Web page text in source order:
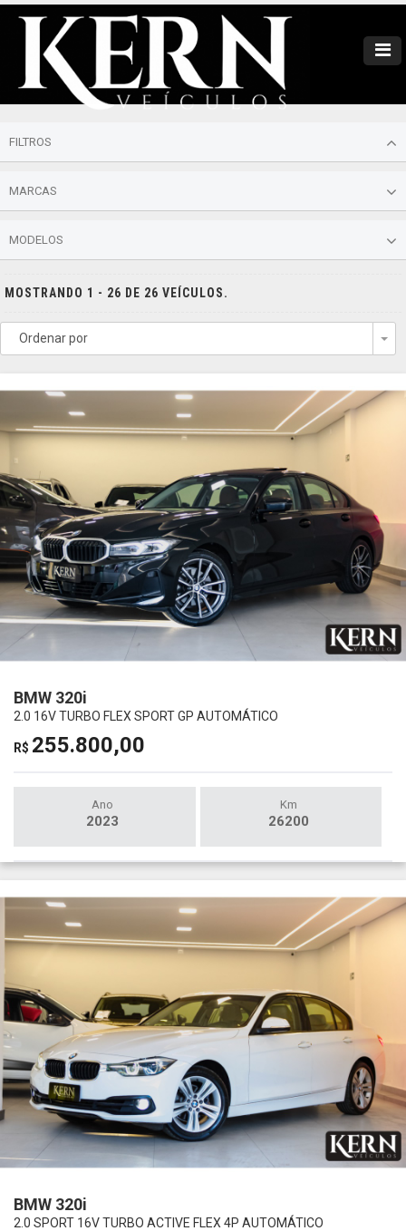
FILTROS
MARCAS
MODELOS
MOSTRANDO 1 - 26 DE 26 VEÍCULOS.
Ordenar por
BMW 320i
2.0 16V TURBO FLEX SPORT GP AUTOMÁTICO
R$ 255.800,00
Ano
2023
Km
26200
BMW 320i
2.0 SPORT 16V TURBO ACTIVE FLEX 4P AUTOMÁTICO